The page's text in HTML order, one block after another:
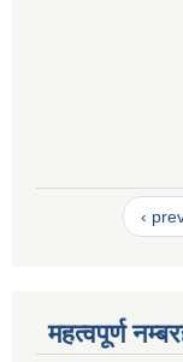
‹
महत्वपूर्ण